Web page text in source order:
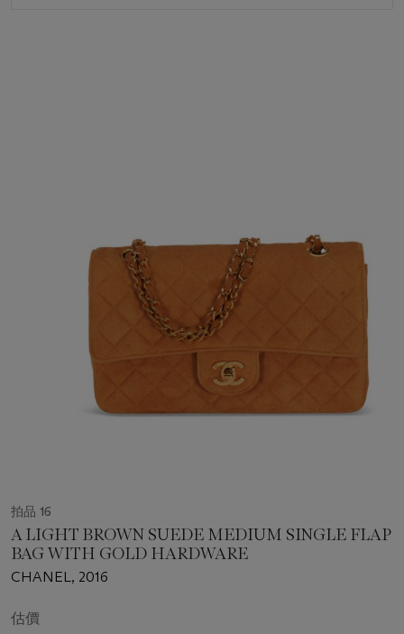
拍品 16
A LIGHT BROWN SUEDE MEDIUM SINGLE FLAP
BAG WITH GOLD HARDWARE
CHANEL, 2016
估價